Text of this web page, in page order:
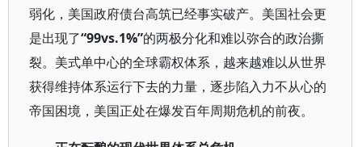
弱化，美国政府债台高筑已经事实破产。美国社会更
是出现了“99vs.1%”的两极分化和难以弥合的政治撕
裂。美式单中心的全球霸权体系，越来越难以从世界
获得维持体系运行下去的力量，逐步陷入力不从心的
帝国困境，美国正处在爆发百年周期危机的前夜。